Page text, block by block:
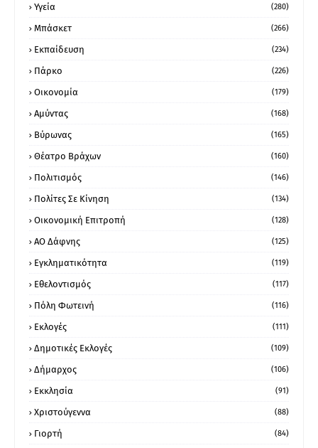
Υγεία (280)
Μπάσκετ (266)
Εκπαίδευση (234)
Πάρκο (226)
Οικονομία (179)
Αμύντας (168)
Βύρωνας (165)
Θέατρο Βράχων (160)
Πολιτισμός (146)
Πολίτες Σε Κίνηση (134)
Οικονομική Επιτροπή (128)
ΑΟ Δάφνης (125)
Εγκληματικότητα (119)
Εθελοντισμός (117)
Πόλη Φωτεινή (116)
Εκλογές (111)
Δημοτικές Εκλογές (109)
Δήμαρχος (106)
Εκκλησία (91)
Χριστούγεννα (88)
Γιορτή (84)